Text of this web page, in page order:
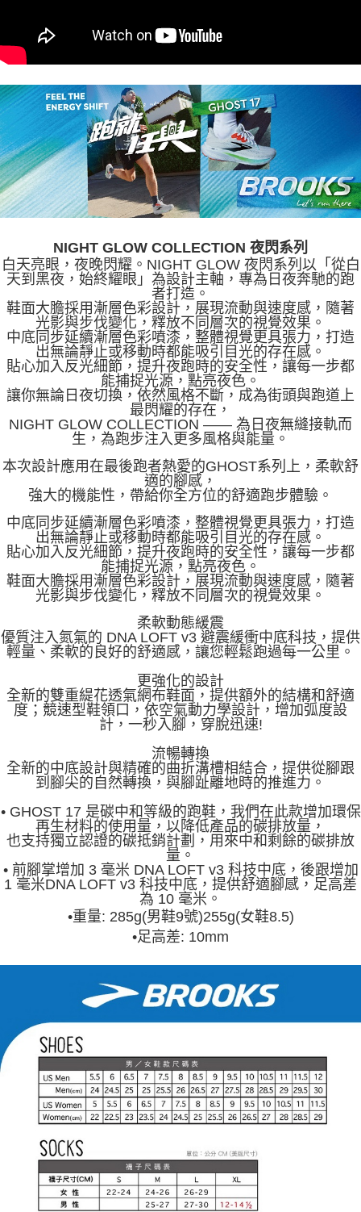
NIGHT GLOW COLLECTION 夜閃系列
白天亮眼，夜晚閃耀。NIGHT GLOW 夜閃系列以「從白
天到黑夜，始終耀眼」為設計主軸，專為日夜奔馳的跑
者打造。
鞋面大膽採用漸層色彩設計，展現流動與速度感，隨著
光影與步伐變化，釋放不同層次的視覺效果。
中底同步延續漸層色彩噴漆，整體視覺更具張力，打造
出無論靜止或移動時都能吸引目光的存在感。
貼心加入反光細節，提升夜跑時的安全性，讓每一步都
能捕捉光源，點亮夜色。
讓你無論日夜切換，依然風格不斷，成為街頭與跑道上
最閃耀的存在，
NIGHT GLOW COLLECTION —— 為日夜無縫接軌而
生，為跑步注入更多風格與能量。
本次設計應用在最後跑者熱愛的GHOST系列上，柔軟舒
適的腳感，
強大的機能性，帶給你全方位的舒適跑步體驗。
中底同步延續漸層色彩噴漆，整體視覺更具張力，打造
出無論靜止或移動時都能吸引目光的存在感。
貼心加入反光細節，提升夜跑時的安全性，讓每一步都
能捕捉光源，點亮夜色。
鞋面大膽採用漸層色彩設計，展現流動與速度感，隨著
光影與步伐變化，釋放不同層次的視覺效果。
柔軟動態緩震
優質注入氮氣的 DNA LOFT v3 避震緩衝中底科技，提供
輕量、柔軟的良好的舒適感，讓您輕鬆跑過每一公里。
更強化的設計
全新的雙重緹花透氣網布鞋面，提供額外的結構和舒適
度；競速型鞋領口，依空氣動力學設計，增加弧度設
計，一秒入腳，穿脫迅速!
流暢轉換
全新的中底設計與精確的曲折溝槽相結合，提供從腳跟
到腳尖的自然轉換，與腳趾離地時的推進力。
• GHOST 17 是碳中和等級的跑鞋，我們在此款增加環保
再生材料的使用量，以降低產品的碳排放量，
也支持獨立認證的碳抵銷計劃， 用來中和剩餘的碳排放
量。
• 前腳掌增加 3 毫米 DNA LOFT v3 科技中底，後跟增加
1 毫米DNA LOFT v3 科技中底，提供舒適腳感，足高差
為 10 毫米。
•重量: 285g(男鞋9號)255g(女鞋8.5)
•足高差: 10mm